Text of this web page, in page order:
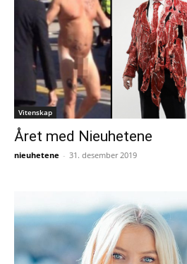
Vitenskap
Året med Nieuhetene
nieuhetene - 31. desember 2019